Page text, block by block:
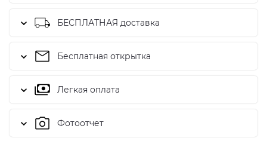
БЕСПЛАТНАЯ доставка
Бесплатная открытка
Легкая оплата
Фотоотчет